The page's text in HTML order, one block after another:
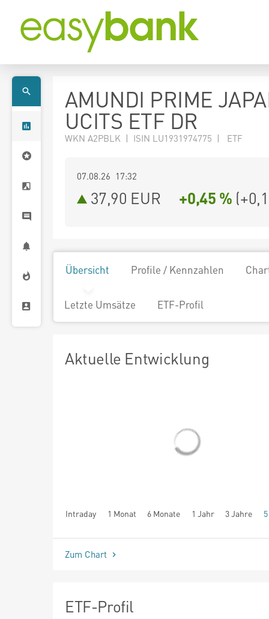
AMUNDI PRIME
UCITS ETF DR
WKN A2PBLK | ISIN LU1931974775 | ETF
07.08.26 17:32
37,90 EUR +0,45 % (
Übersicht Profile / Kennzahlen
Letzte Umsätze ETF-Profil
Aktuelle Entwicklung
Intraday 1 Monat 6 Monate 1 Jahr 3 Jahre
seit Beginn
Zum Chart
ETF-Profil